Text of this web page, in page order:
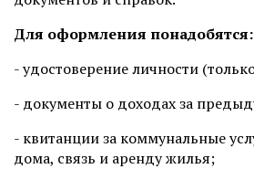
Для оформления понадобятся:
- удостоверение личности
- документы о доходах за
- квитанции за коммунальные
дома, связь и аренду жилья;